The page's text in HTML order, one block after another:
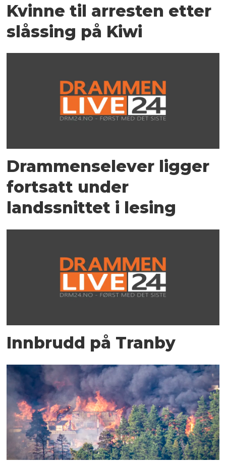
Kvinne til arresten etter
slåssing på Kiwi
Drammenselever ligger
fortsatt under
landssnittet i lesing
Innbrudd på Tranby